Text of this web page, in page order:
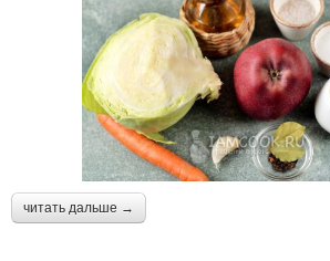
читать дальше →